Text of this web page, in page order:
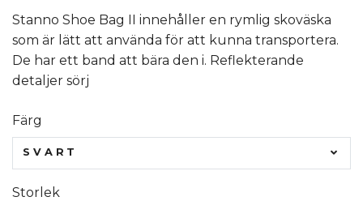
Stanno Shoe Bag II innehåller en rymlig skoväska
som är lätt att använda för att kunna transportera.
De har ett band att bära den i. Reflekterande
detaljer sörj
Färg
SVART
Storlek